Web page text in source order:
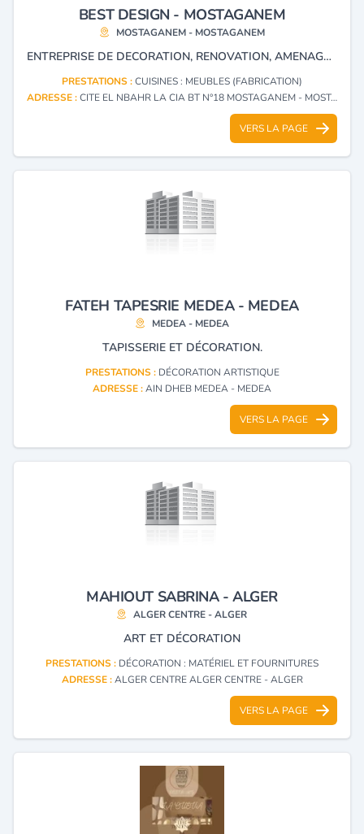
BEST DESIGN - MOSTAGANEM
MOSTAGANEM - MOSTAGANEM
ENTREPRISE DE DECORATION, RENOVATION, AMENAGEMENT ET CONSTRUCTION.
PRESTATIONS :CUISINES : MEUBLES (FABRICATION)
ADRESSE :CITE EL NBAHR LA CIA BT N°18 MOSTAGANEM - MOSTAGANEM
VERS LA PAGE
FATEH TAPESRIE MEDEA - MEDEA
MEDEA - MEDEA
TAPISSERIE ET DÉCORATION.
PRESTATIONS : DÉCORATION ARTISTIQUE
ADRESSE :AIN DHEB MEDEA - MEDEA
VERS LA PAGE
MAHIOUT SABRINA - ALGER
ALGER CENTRE - ALGER
ART ET DÉCORATION
PRESTATIONS : DÉCORATION : MATÉRIEL ET FOURNITURES
ADRESSE :ALGER CENTRE ALGER CENTRE - ALGER
VERS LA PAGE